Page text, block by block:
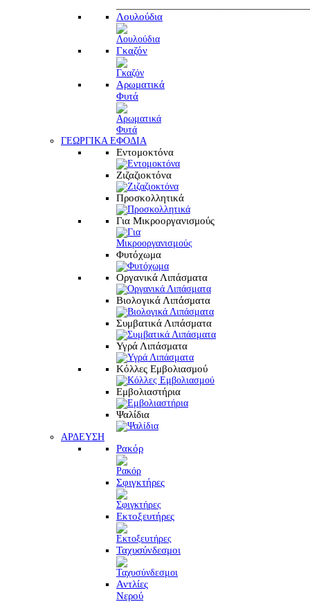
Λουλούδια
Γκαζόν
Αρωματικά
Φυτά
ΓΕΩΡΓΙΚΑ ΕΦΟΔΙΑ
Εντομοκτόνα
Ζιζαζιοκτόνα
Προσκολλητικά
Για Μικροοργανισμούς
Φυτόχωμα
Οργανικά Λιπάσματα
Βιολογικά Λιπάσματα
Συμβατικά Λιπάσματα
Υγρά Λιπάσματα
Κόλλες Εμβολιασμού
Εμβολιαστήρια
Ψαλίδια
ΑΡΔΕΥΣΗ
Ρακόρ
Σφιγκτήρες
Εκτοξευτήρες
Ταχυσύνδεσμοι
Αντλίες
Νερού